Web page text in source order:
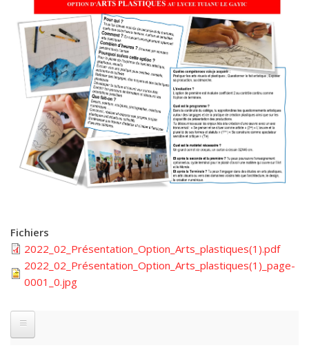
Fichiers
2022_02_Présentation_Option_Arts_plastiques(1).pdf
2022_02_Présentation_Option_Arts_plastiques(1)_page-
0001_0.jpg